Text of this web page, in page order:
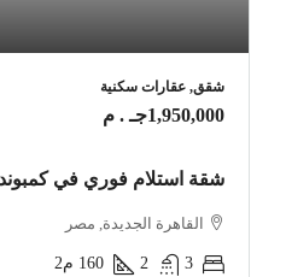
شقق, عقارات سكنية
1,950,000جـ . م
شقة استلام فوري في
القاهرة الجديدة, مصر
3
2
160 م2